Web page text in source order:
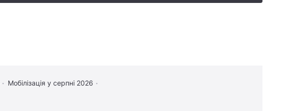
Мобілізація у серпні 2026